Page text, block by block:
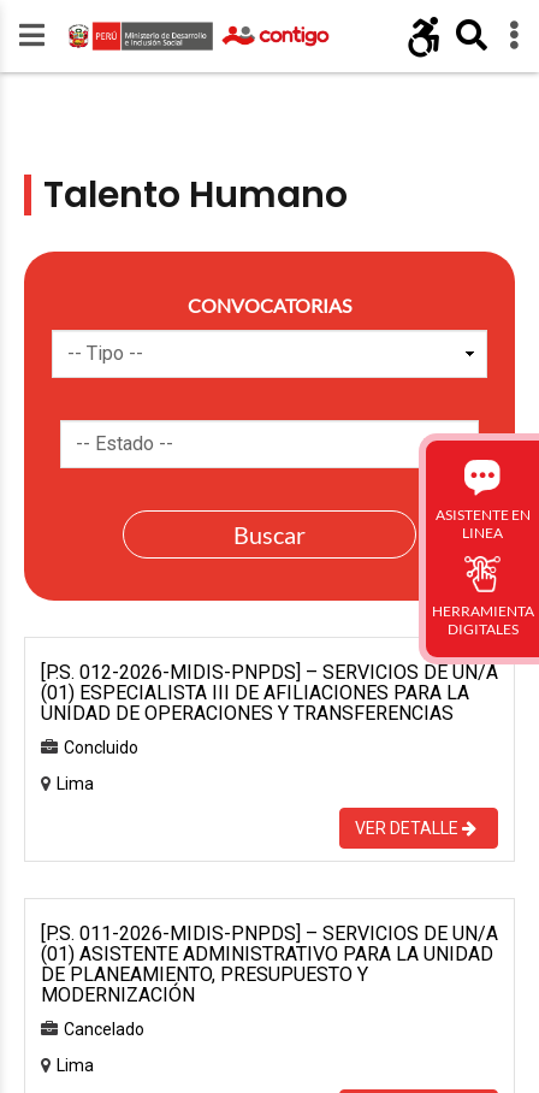
Talento Humano
CONVOCATORIAS
[P.S. 012-2026-MIDIS-PNPDS] – SERVICIOS DE UN/A
(01) ESPECIALISTA III DE AFILIACIONES PARA LA
UNIDAD DE OPERACIONES Y TRANSFERENCIAS
Concluido
Lima
VER DETALLE
[P.S. 011-2026-MIDIS-PNPDS] – SERVICIOS DE UN/A
(01) ASISTENTE ADMINISTRATIVO PARA LA UNIDAD
DE PLANEAMIENTO, PRESUPUESTO Y
MODERNIZACIÓN
Cancelado
Lima
ASISTENTE EN
LINEA
HERRAMIENTA
DIGITALES